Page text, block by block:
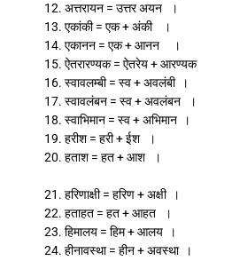
12. अत्तरायन = उत्तर अयन ।
13. एकांकी = एक + अंकी ।
14. एकानन = एक + आनन ।
15. ऐतरारण्यक = ऐतरेय + आरण्यक
16. स्वावलम्बी = स्व + अवलंबी ।
17. स्वावलंबन = स्व + अवलंबन ।
18. स्वाभिमान = स्व + अभिमान ।
19. हरीश = हरी + ईश ।
20. हताश = हत + आश ।
21. हरिणाक्षी = हरिण + अक्षी ।
22. हताहत = हत + आहत ।
23. हिमालय = हिम + आलय ।
24. हीनावस्था = हीन + अवस्था ।